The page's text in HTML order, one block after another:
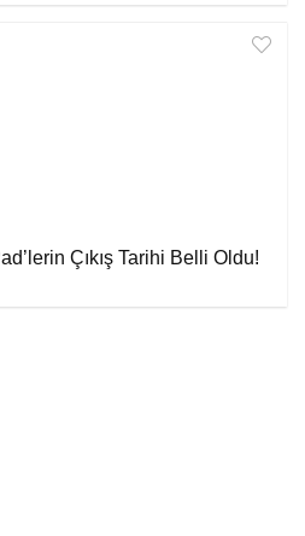
Çıkış Tarihi Belli Oldu!